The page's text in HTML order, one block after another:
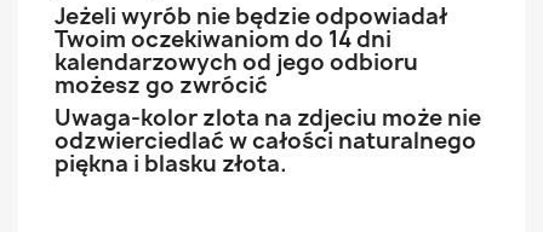
Jeżeli wyrób nie będzie odpowiadał
Twoim oczekiwaniom do 14 dni
kalendarzowych od jego odbioru
możesz go zwrócić
Uwaga-kolor zlota na zdjeciu może nie
odzwierciedlać w całości naturalnego
piękna i blasku złota.